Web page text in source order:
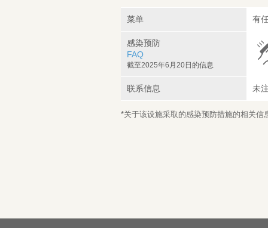
菜单 有
感染预防
FAQ
截至2025年6月20日的信息
联系信息 未
*关于该设施采取的感染预防措施的相关信